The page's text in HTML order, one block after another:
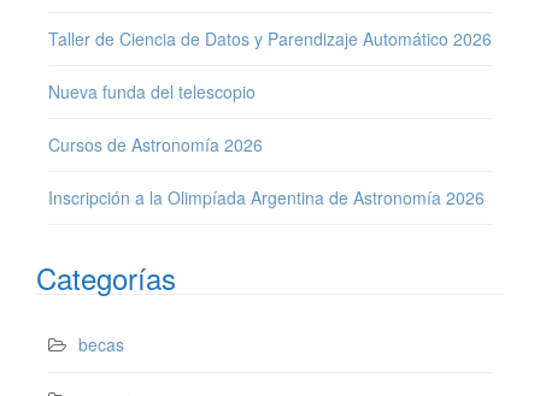
Taller de Ciencia de Datos y Parendizaje Automático 2026
Nueva funda del telescopio
Cursos de Astronomía 2026
Inscripción a la Olimpíada Argentina de Astronomía 2026
Categorías
becas